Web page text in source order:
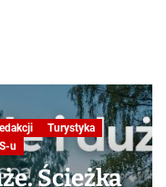
Turystyka
u
Ścieżka